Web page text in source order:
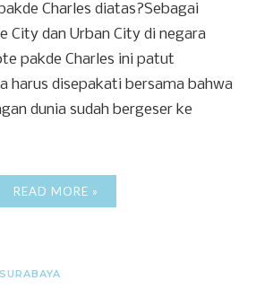
Charles diatas?Sebagai
City dan Urban City di negara
pakde Charles ini patut
harus disepakati bersama bahwa
dunia sudah bergeser ke
READ MORE »
SURABAYA